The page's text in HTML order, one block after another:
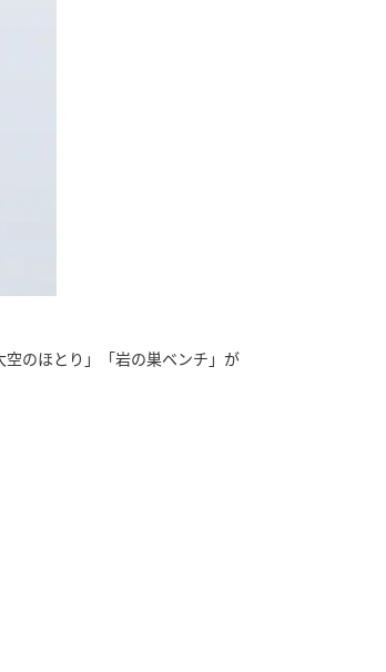
のほとり」「岩の巣ベンチ」が